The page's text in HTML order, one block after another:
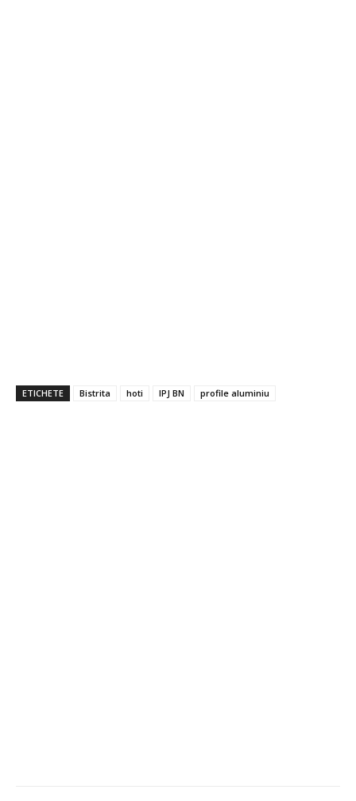
ETICHETE Bistrita hoti IPJ BN profile aluminiu